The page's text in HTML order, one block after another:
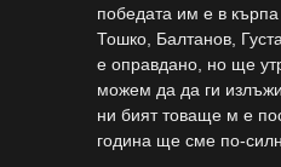
победата им е в
Тошко, Балтанов,
е оправдано, но ще
можем да да ги
ни бият товаще м е
година ще сме по-